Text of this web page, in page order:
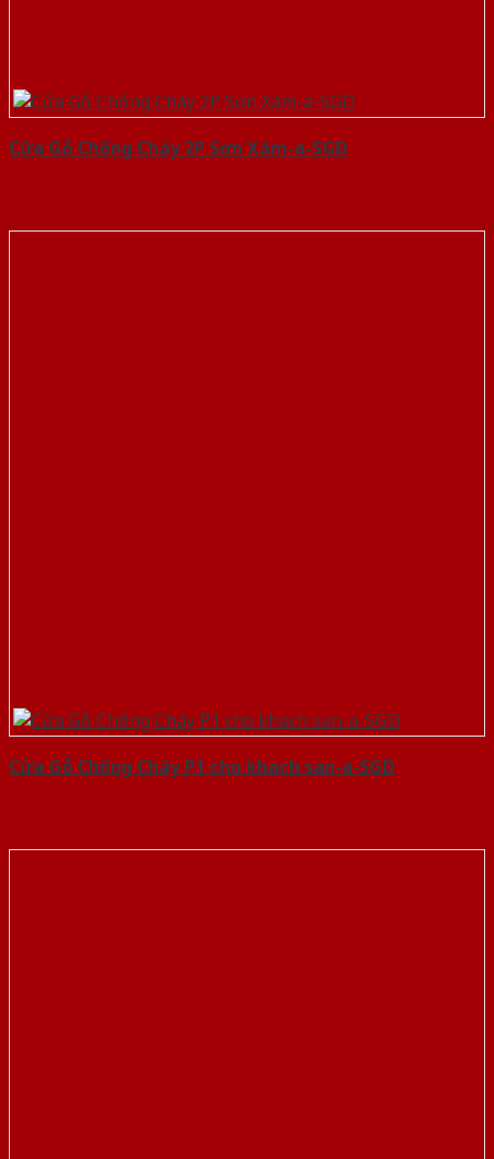
Cửa Gỗ Chống Cháy 2P Sơn Xám-a-SGD
Cửa Gỗ Chống Cháy P1 cho khach san-a-SGD